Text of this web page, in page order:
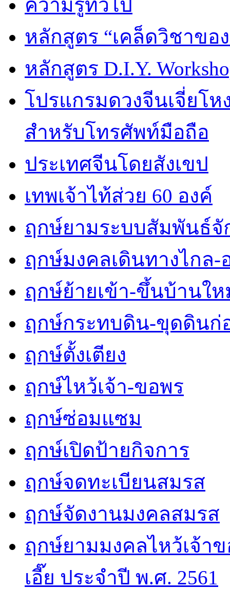
ความรู้ทั่วไป
หลักสูตร “เคล็ดวิชาขอ
หลักสูตร D.I.Y.
โปรแกรมดวงจีนเจี่ยโห
สำหรับโทรศัพท์มือถือ
ประเทศจีนโดยสังเขป
เทพเจ้าไท้ส่วย 60 องค์
ฤกษ์ยามระบบสัมพันธ์จั
ฤกษ์มงคลเดินทางไกล-
ฤกษ์ย้ายเข้า-ขึ้นบ้านใ
ฤกษ์กระทบดิน-ขุดดินก่
ฤกษ์ตั้งเตียง
ฤกษ์ไหว้เจ้า-ขอพร
ฤกษ์ซ่อมแซม
ฤกษ์เปิดป้ายกิจการ
ฤกษ์จดทะเบียนสมรส
ฤกษ์จัดงานมงคลสมรส
ฤกษ์ยามมงคลไหว้เจ้า
เอี๊ย ประจำปี พ.ศ. 2561